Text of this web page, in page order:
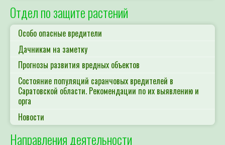
Отдел по защите растений
Особо опасные вредители
Дачникам на заметку
Прогнозы развития вредных объектов
Состояние популяций саранчовых вредителей в
Саратовской области. Рекомендации по их выявлению и
орга
Новости
Направления деятельности